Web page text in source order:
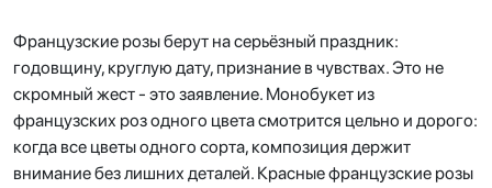
Французские розы берут на серьёзный праздник:
годовщину, круглую дату, признание в чувствах. Это не
скромный жест - это заявление. Монобукет из
французских роз одного цвета смотрится цельно и дорого:
когда все цветы одного сорта, композиция держит
внимание без лишних деталей. Красные французские розы